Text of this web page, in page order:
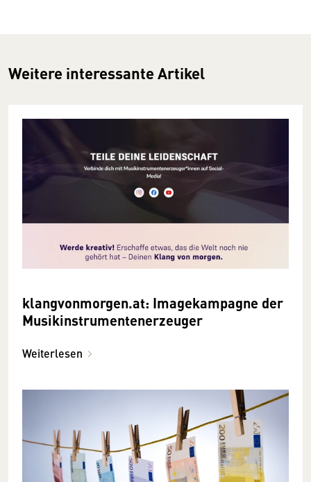
Weitere interessante Artikel
klangvonmorgen.at: Image­kampagne der
Musik­instrumenten­erzeuger
Weiterlesen